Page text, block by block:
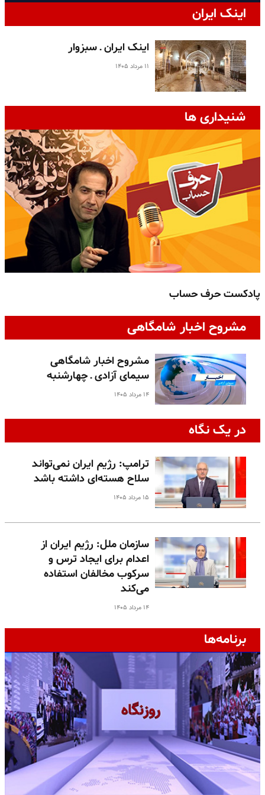
اینک ایران
اینک ایران ـ سبزوار
۱۱ مرداد ۱۴۰۵
شنیداری ها
پادکست حرف حساب
مشروح اخبار شامگاهی
مشروح اخبار شامگاهی
سیمای آزادی ـ چهارشنبه
۱۴ مرداد ۱۴۰۵
در یک نگاه
ترامپ: رژیم ایران نمی‌تواند
سلاح هسته‌ای داشته باشد
۱۵ مرداد ۱۴۰۵
سازمان ملل: رژیم ایران از
اعدام برای ایجاد ترس و
سرکوب مخالفان استفاده
می‌کند
۱۴ مرداد ۱۴۰۵
برنامه‌ها